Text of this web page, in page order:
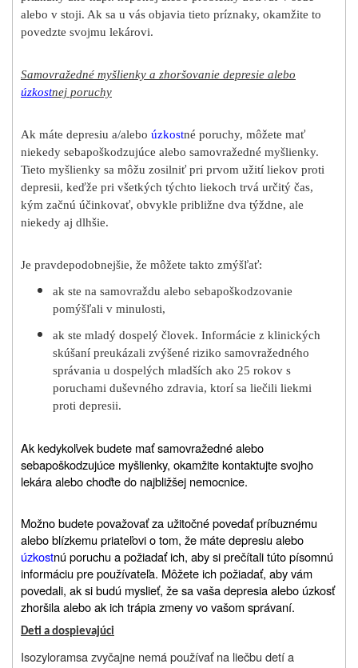
alebo v stoji. Ak sa u vás objavia tieto príznaky, okamžite to
povedzte svojmu lekárovi.
Samovražedné myšlienky a zhoršovanie depresie alebo
úzkostnej poruchy
Ak máte depresiu a/alebo úzkostné poruchy, môžete mať
niekedy sebapoškodzujúce alebo samovražedné myšlienky.
Tieto myšlienky sa môžu zosilniť pri prvom užití liekov proti
depresii, keďže pri všetkých týchto liekoch trvá určitý čas,
kým začnú účinkovať, obvykle približne dva týždne, ale
niekedy aj dlhšie.
Je pravdepodobnejšie, že môžete takto zmýšľať:
ak ste na samovraždu alebo sebapoškodzovanie
pomýšľali v minulosti,
ak ste mladý dospelý človek. Informácie z klinických
skúšaní preukázali zvýšené riziko samovražedného
správania u dospelých mladších ako 25 rokov s
poruchami duševného zdravia, ktorí sa liečili liekmi
proti depresii.
Ak kedykoľvek budete mať samovražedné alebo
sebapoškodzujúce myšlienky, okamžite kontaktujte svojho
lekára alebo choďte do najbližšej nemocnice.
Možno budete považovať za užitočné povedať príbuznému
alebo blízkemu priateľovi o tom, že máte depresiu alebo
úzkostnú poruchu a požiadať ich, aby si prečítali túto písomnú
informáciu pre používateľa. Môžete ich požiadať, aby vám
povedali, ak si budú myslieť, že sa vaša depresia alebo úzkosť
zhoršila alebo ak ich trápia zmeny vo vašom správaní.
Deti a dospievajúci
Isozyloramsa zvyčajne nemá používať na liečbu detí a